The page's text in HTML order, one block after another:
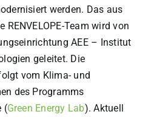
werden. Das aus
RENVELOPE-Team wird von
AEE – Institut
geleitet. Die
vom Klima- und
des Programms
(Green Energy Lab). Aktuell